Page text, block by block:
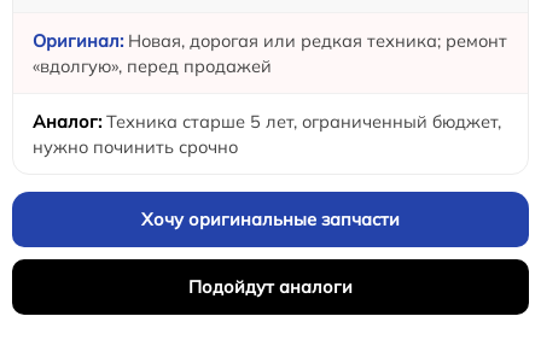
Новая, дорогая или редкая техника; ремонт
«вдолгую», перед продажей
Техника старше 5 лет, ограниченный бюджет,
нужно починить срочно
Хочу оригинальные запчасти
Подойдут аналоги